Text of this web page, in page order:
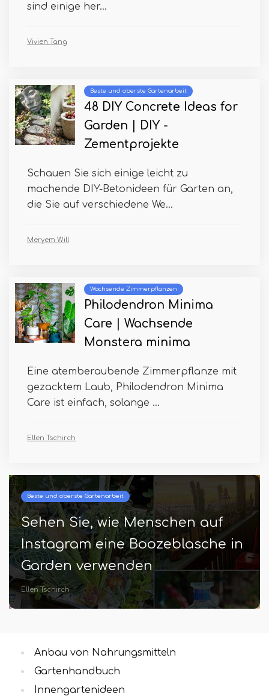
sind einige her...
Vivien Tang
Beste und oberste Gartenarbeit
48 DIY Concrete Ideas for
Garden | DIY -
Zementprojekte
Schauen Sie sich einige leicht zu
machende DIY-Betonideen für Garten an,
die Sie auf verschiedene We...
Meryem Will
Wachsende Zimmerpflanzen
Philodendron Minima
Care | Wachsende
Monstera minima
Eine atemberaubende Zimmerpflanze mit
gezacktem Laub, Philodendron Minima
Care ist einfach, solange ...
Ellen Tschirch
Beste und oberste Gartenarbeit
Sehen Sie, wie Menschen auf
Instagram eine Boozeblasche in
Garden verwenden
Ellen Tschirch
Anbau von Nahrungsmitteln
Gartenhandbuch
Innengartenideen